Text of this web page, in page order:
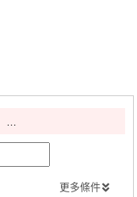
更多條件